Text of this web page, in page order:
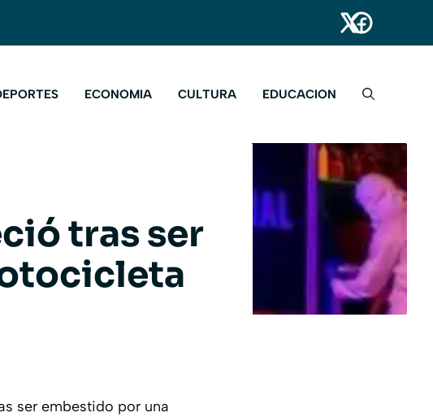
ECONOMIA CULTURA EDUCACION
tras ser
ser embestido por una